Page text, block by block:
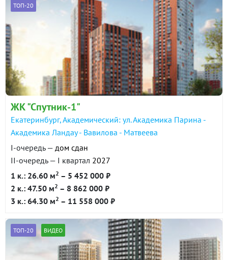
ТОП-20
ЖК "Спутник-1"
Екатеринбург, Академический: ул. Академика Парина -
Академика Ландау - Вавилова - Матвеева
I-очередь — дом сдан
II-очередь — I квартал 2027
1 к.: 26.60 м2 – 5 452 000 ₽
2 к.: 47.50 м2 – 8 862 000 ₽
3 к.: 64.30 м2 – 11 558 000 ₽
ТОП-20 ВИДЕО